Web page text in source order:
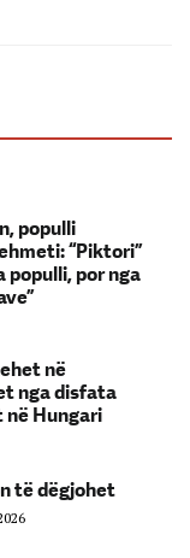
populli
“Piktori”
populli, por nga
në
nga disfata
në Hungari
të dëgjohet